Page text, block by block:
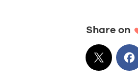
Share on
Xでシェ